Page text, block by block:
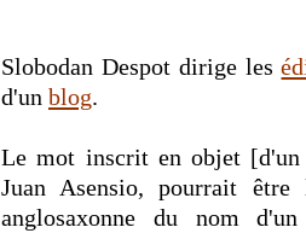
Slobodan Despot dirige les
d'un blog.
Le mot inscrit en objet [d'un
Juan Asensio, pourrait être
anglosaxonne du nom